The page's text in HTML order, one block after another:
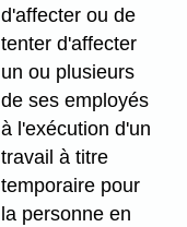
d'affecter ou de
tenter d'affecter
un ou plusieurs
de ses employés
à l'exécution d'un
travail à titre
temporaire pour
la personne en